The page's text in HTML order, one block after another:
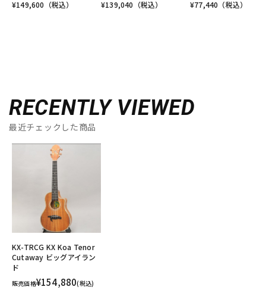
¥149,600 （税込） ¥139,040 （税込） ¥77,440 （税込）
RECENTLY VIEWED
最近チェックした商品
KX-TRCG KX Koa Tenor
Cutaway ビッグアイラン
ド
販売価格¥154,880(税込)